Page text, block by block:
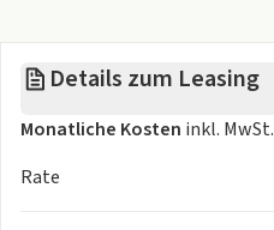
- Lichtsensor
- Digitaler Radioempfang (DAB)
- Keyless Entry
Details zum Leasing
Monatliche Kosten inkl. MwSt.
Rate